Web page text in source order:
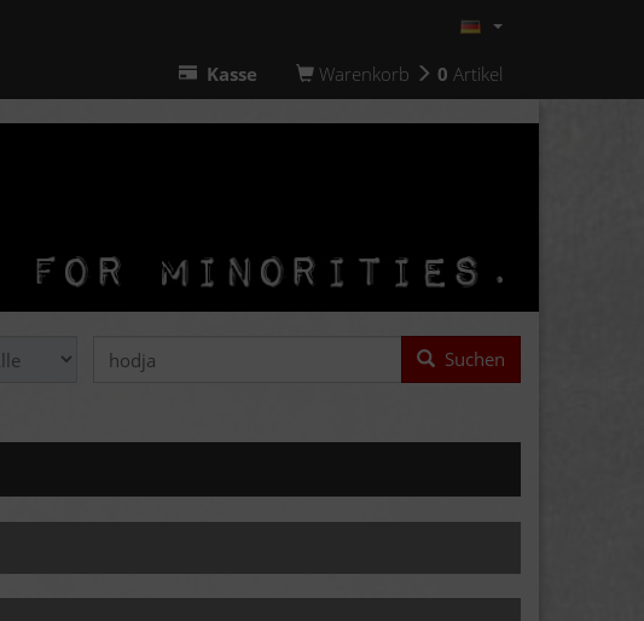
Kasse Warenkorb 0 Artikel
Suchen